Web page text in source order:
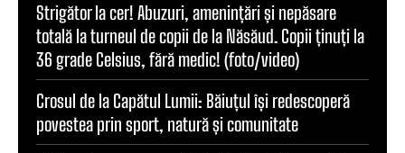
Strigător la cer! Abuzuri, amenințări și nepăsare
totală la turneul de copii de la Năsăud. Copii ținuți la
36 grade Celsius, fără medic! (foto/video)
Crosul de la Capătul Lumii: Băiuțul își redescoperă
povestea prin sport, natură și comunitate